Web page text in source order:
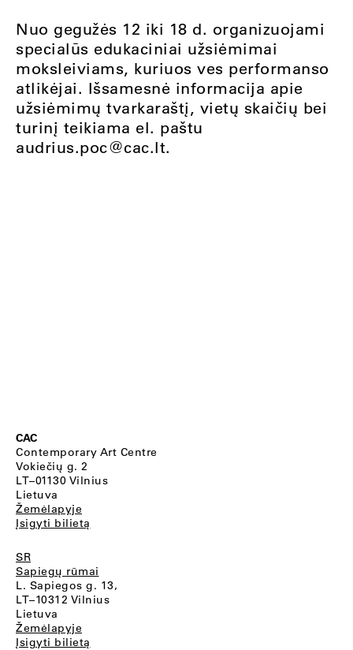
Nuo gegužės 12 iki 18 d. organizuojami
specialūs edukaciniai užsiėmimai
moksleiviams, kuriuos ves performanso
atlikėjai. Išsamesnė informacija apie
užsiėmimų tvarkaraštį, vietų skaičių bei
turinį teikiama el. paštu
audrius.poc@cac.lt.
CAC
Contemporary Art Centre
Vokiečių g. 2
LT–01130 Vilnius
Lietuva
Žemėlapyje
Įsigyti bilietą
SR
Sapiegų rūmai
L. Sapiegos g. 13,
LT–10312 Vilnius
Lietuva
Žemėlapyje
Įsigyti bilietą